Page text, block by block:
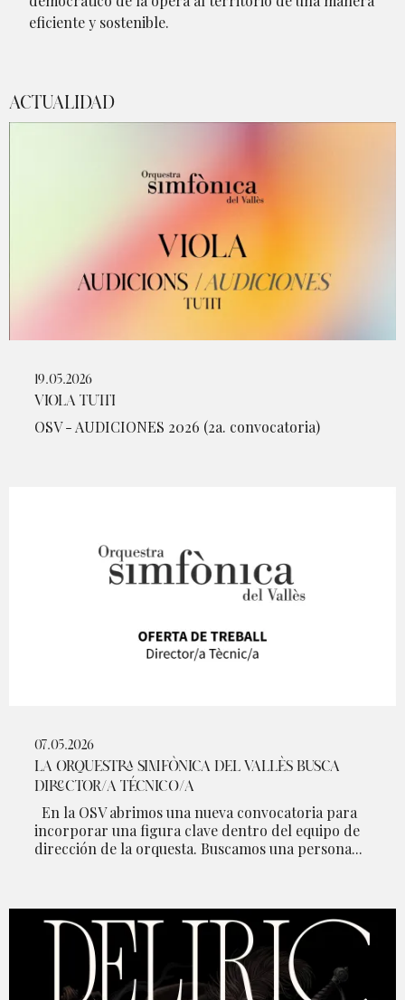
eficiente y sostenible.
ACTUALIDAD
19.05.2026
VIOLA TUTTI
OSV - AUDICIONES 2026 (2a. convocatoria)
07.05.2026
LA ORQUESTRA SIMFÒNICA DEL VALLÈS BUSCA
DIRECTOR/A TÉCNICO/A
En la OSV abrimos una nueva convocatoria para
incorporar una figura clave dentro del equipo de
dirección de la orquesta. Buscamos una persona...